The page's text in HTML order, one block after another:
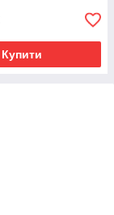
Купити